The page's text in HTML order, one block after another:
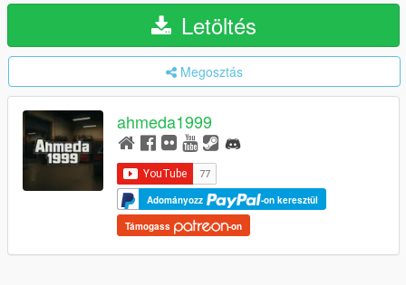
Letöltés
Megosztás
ahmeda1999
Adományozz -on keresztül
Támogass -on